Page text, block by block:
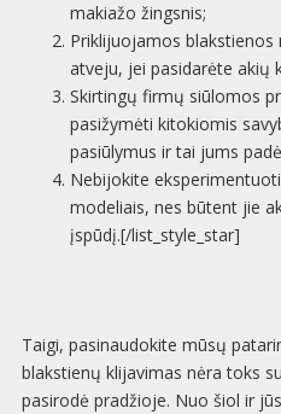
makiažo žingsnis;
Priklijuojamos
atveju, jei pasidarėte akių
Skirtingų firmų siūlomos
pasižymėti kitokiomis
pasiūlymus ir tai jums
Nebijokite
modeliais, nes būtent jie
įspūdį.[/list_style_star]
Taigi, pasinaudokite mūsų
blakstienų klijavimas nėra toks
pasirodė pradžioje. Nuo šiol ir